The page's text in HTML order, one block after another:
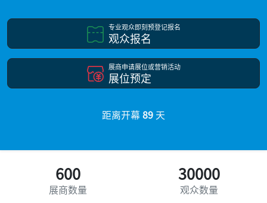
专业观众即刻预登记报名
观众报名
展商申请展位或营销活动
展位预定
距离开幕89 天
600
展商数量
30000
观众数量